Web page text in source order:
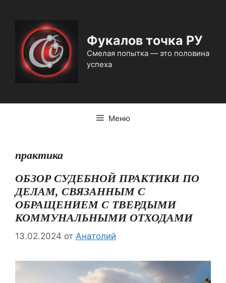
содержимому
Фукалов точка РУ
Смелая попытка — это половина
успеха
Меню
практика
ОБЗОР СУДЕБНОЙ ПРАКТИКИ ПО
ДЕЛАМ, СВЯЗАННЫМ С
ОБРАЩЕНИЕМ С ТВЕРДЫМИ
КОММУНАЛЬНЫМИ ОТХОДАМИ
13.02.2024 от Анатолий